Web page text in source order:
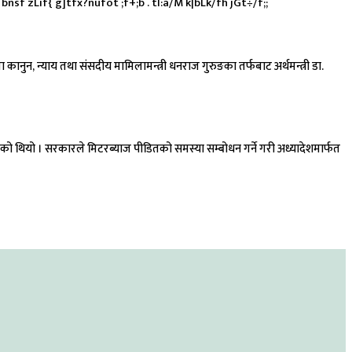
न्याय तथा संसदीय मामिलामन्त्री धनराज गुरुङका तर्फबाट अर्थमन्त्री डा.
थियो । सरकारले मिटरब्याज पीडितको समस्या सम्बोधन गर्ने गरी अध्यादेशमार्फत